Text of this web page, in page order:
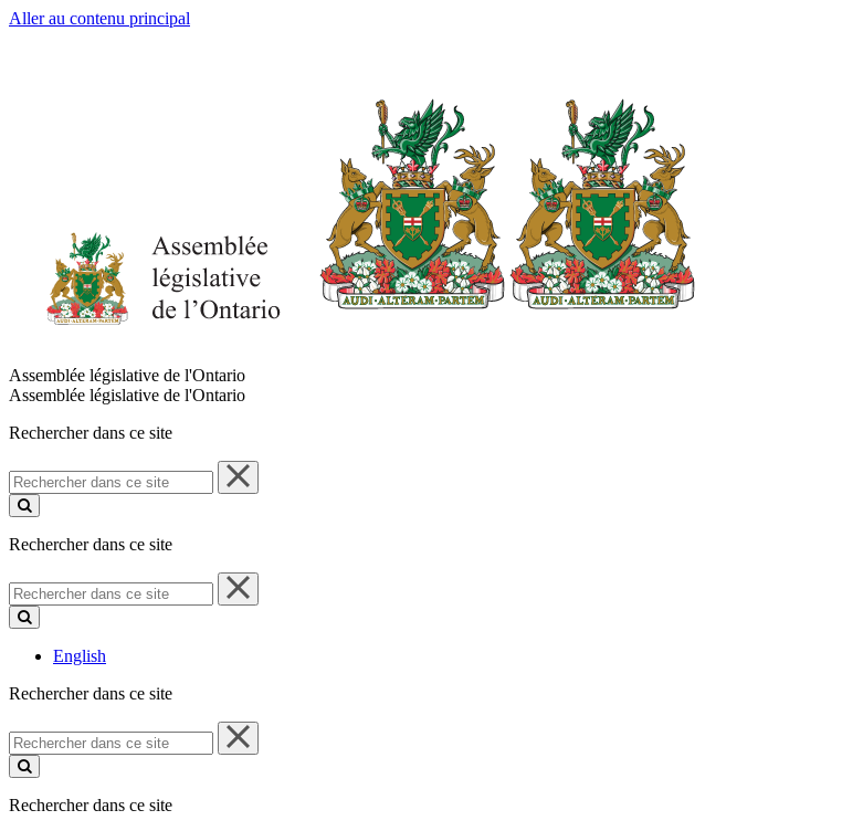
Aller au contenu principal
Assemblée législative de l'Ontario
Assemblée législative de l'Ontario
Rechercher dans ce site
Rechercher
dans
ce
Rechercher dans ce site
Rechercher
dans
ce
English
Rechercher dans ce site
Rechercher
dans
ce
Rechercher dans ce site